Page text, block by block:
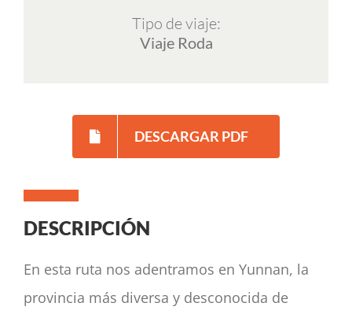
Tipo de viaje:
Viaje Roda
DESCARGAR PDF
DESCRIPCIÓN
En esta ruta nos adentramos en Yunnan, la
provincia más diversa y desconocida de